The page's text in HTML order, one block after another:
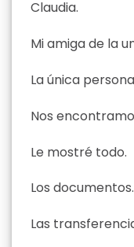
Claudia.
Mi amiga de la
La única
Nos
Le mostré todo.
Los documentos.
Las